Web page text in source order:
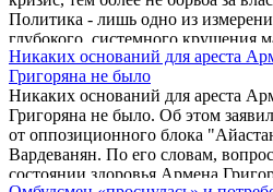
Политика - лишь одно из
глубокого, системного крушения
Третьей Республики. Этот кризис -
ценностей, морали, нарративов и
человечности.
Никаких оснований для ареста
Григоряна не было
Никаких оснований для ареста
Григоряна не было. Об этом
от оппозиционного блока
Вардеванян. По его словам,
состоянии здоровья Армена